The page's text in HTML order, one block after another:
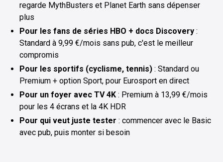
regarde MythBusters et Planet Earth sans dépenser
plus
Pour les fans de séries HBO + docs Discovery :
Standard à 9,99 €/mois sans pub, c'est le meilleur
compromis
Pour les sportifs (cyclisme, tennis) : Standard ou
Premium + option Sport, pour Eurosport en direct
Pour un foyer avec TV 4K : Premium à 13,99 €/mois
pour les 4 écrans et la 4K HDR
Pour qui veut juste tester : commencer avec le Basic
avec pub, puis monter si besoin